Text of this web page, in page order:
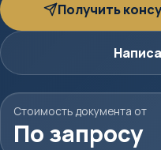
Получить
Стоимость документа от
По запросу